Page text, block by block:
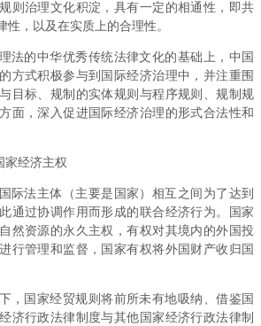
则治理文化积淀，具有一定的相通性，即共
性，以及在实质上的合理性。
法的中华优秀传统法律文化的基础上，中国
方式积极参与到国际经济治理中，并注重围
目标、规制的实体规则与程序规则、规制规
面，深入促进国际经济治理的形式合法性和
家经济主权
际法主体（主要是国家）相互之间为了达到
通过协调作用而形成的联合经济行为。国家
然资源的永久主权，有权对其境内的外国投
行管理和监督，国家有权将外国财产收归国
，国家经贸规则将前所未有地吸纳、借鉴国
济行政法律制度与其他国家经济行政法律制